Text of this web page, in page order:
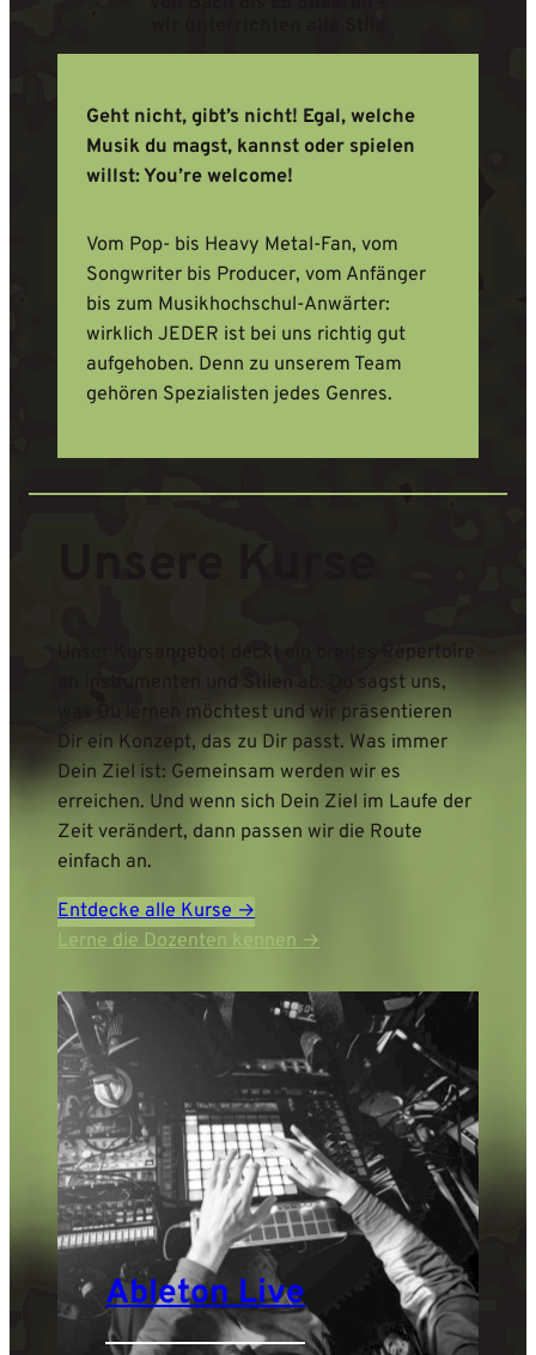
Geht nicht, gibt’s nicht! Egal, welche
Musik du magst, kannst oder spielen
willst: You’re welcome!
Vom Pop- bis Heavy Metal-Fan, vom
Songwriter bis Producer, vom Anfänger
bis zum Musikhochschul-Anwärter:
wirklich JEDER ist bei uns richtig gut
aufgehoben. Denn zu unserem Team
gehören Spezialisten jedes Genres.
Unser Kursangebot deckt ein breites Repertoire
an Instrumenten und Stilen ab. Du sagst uns,
was Du lernen möchtest und wir präsentieren
Dir ein Konzept, das zu Dir passt. Was immer
Dein Ziel ist: Gemeinsam werden wir es
erreichen. Und wenn sich Dein Ziel im Laufe der
Zeit verändert, dann passen wir die Route
einfach an.
Entdecke alle Kurse →
Lerne die Dozenten kennen →
Ableton Live